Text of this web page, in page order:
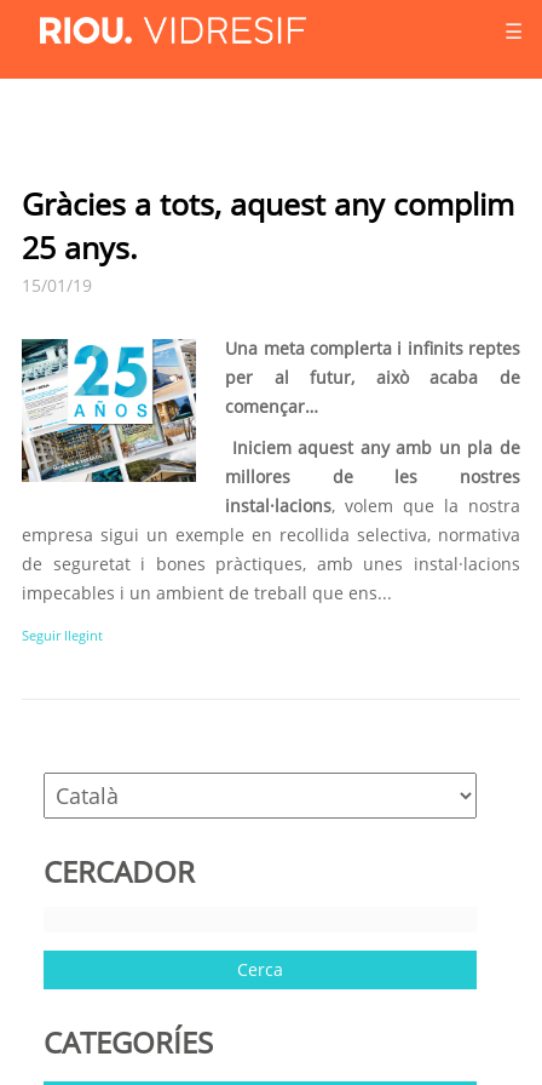
☰
Gràcies a tots, aquest any complim
25 anys.
15/01/19
Una meta complerta i infinits reptes
per al futur, això acaba de
començar…
Iniciem aquest any amb un pla de
millores de les nostres
instal·lacions, volem que la nostra
empresa sigui un exemple en recollida selectiva, normativa
de seguretat i bones pràctiques, amb unes instal·lacions
impecables i un ambient de treball que ens...
Seguir llegint
CERCADOR
CATEGORÍES